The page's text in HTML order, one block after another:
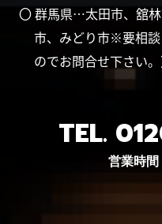
〇 群馬県…太田市、舘
市、みどり市※要相
のでお問合せ下さい
TEL.
営業時